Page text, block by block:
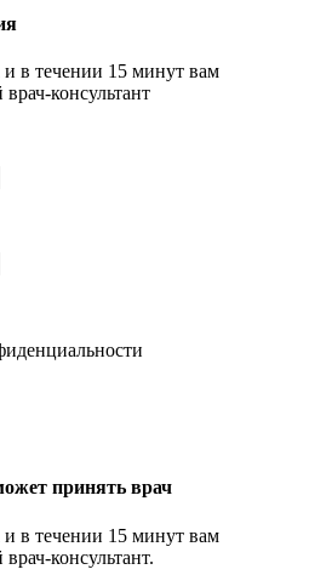
в течении 15 минут вам
консультант
принять врач
в течении 15 минут вам
консультант.